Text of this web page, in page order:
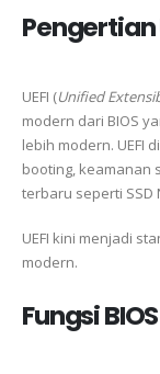
Pengertian
UEFI (Unified
modern dari BIOS
lebih modern. UEFI
booting, keamanan
terbaru seperti SSD
UEFI kini menjadi
modern.
Fungsi